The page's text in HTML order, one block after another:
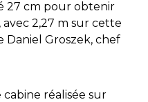
27 cm pour obtenir
2,27 m sur cette
Daniel Groszek, chef
réalisée sur